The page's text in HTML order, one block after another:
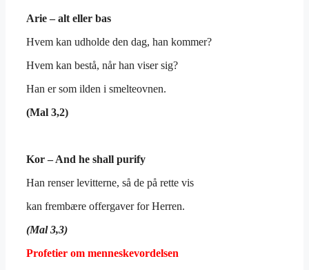
Arie – alt eller bas
Hvem kan udholde den dag, han kommer?
Hvem kan bestå, når han viser sig?
Han er som ilden i smelteovnen.
(Mal 3,2)
Kor – And he shall purify
Han renser levitterne, så de på rette vis
kan frembære offergaver for Herren.
(Mal 3,3)
Profetier om menneskevordelsen